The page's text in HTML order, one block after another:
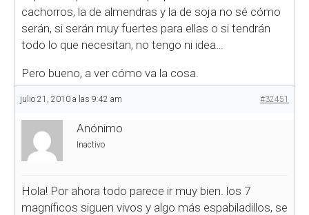
cachorros, la de almendras y la de soja no sé cómo
serán, si serán muy fuertes para ellas o si tendrán
todo lo que necesitan, no tengo ni idea…
Pero bueno, a ver cómo va la cosa.
julio 21, 2010 a las 9:42 am #32451
Anónimo
Inactivo
Hola! Por ahora todo parece ir muy bien. los 7
magníficos siguen vivos y algo más espabiladillos, se